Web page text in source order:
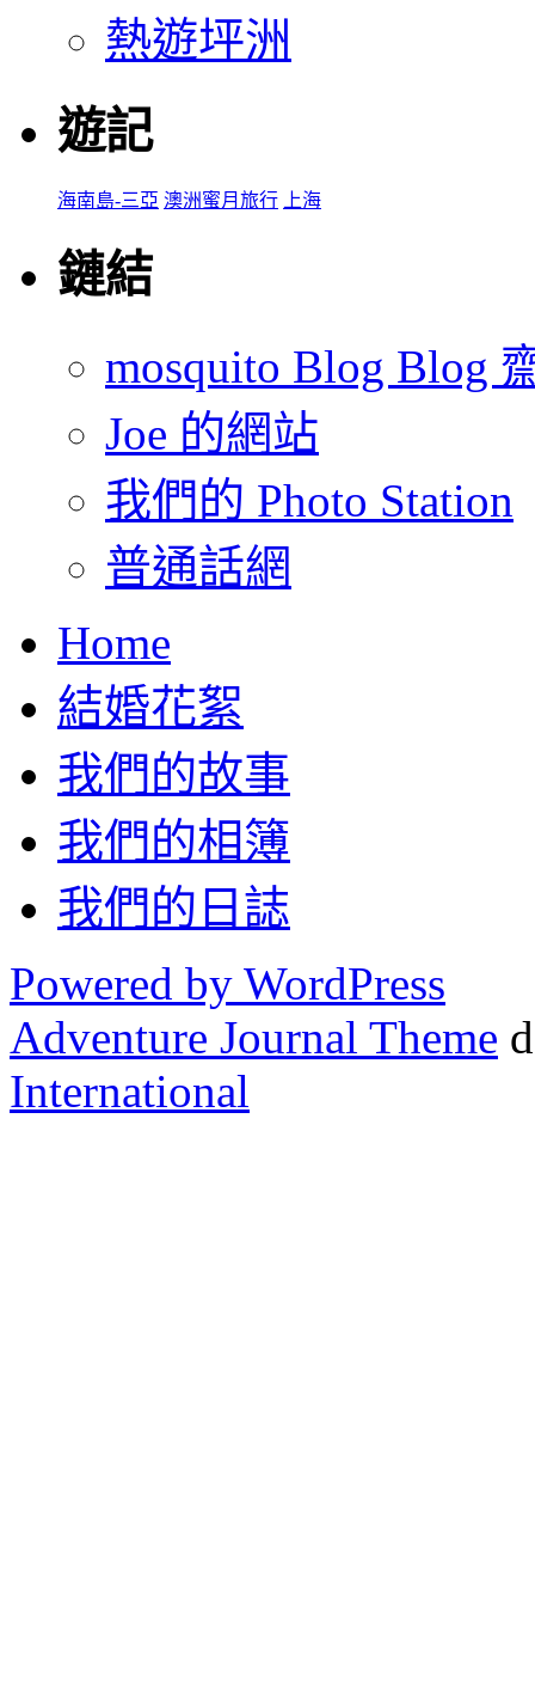
熱遊坪洲
遊記
海南島-三亞 澳洲蜜月旅行 上海
鏈結
mosquito Blog Blog
Joe 的網站
我們的 Photo Station
普通話網
Home
結婚花絮
我們的故事
我們的相簿
我們的日誌
Powered by WordPress
Adventure Journal Theme
International